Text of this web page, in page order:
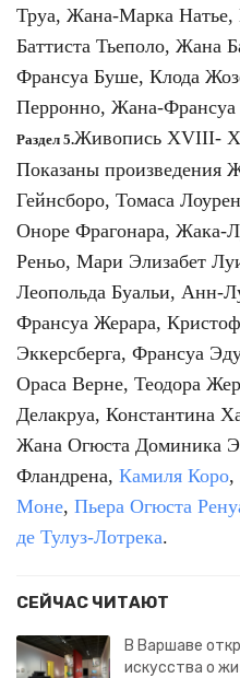
Труа, Жана-Марка
Баттиста Тьеполо, Жана
Франсуа Буше, Клода
Перронно, Жана-Франсуа
Раздел 5.Живопись XVIII-
Показаны произведения
Гейнсборо, Томаса
Оноре Фрагонара, Жака-
Реньо, Мари Элизабет
Леопольда Буальи, Анн-
Франсуа Жерара,
Эккерсберга, Франсуа
Ораса Верне, Теодора
Делакруа, Константина
Жана Огюста Доминика
Фландрена, Камиля Коро,
Моне, Пьера Огюста
де Тулуз-Лотрека.
СЕЙЧАС ЧИТАЮТ
В Варшаве
искусства о